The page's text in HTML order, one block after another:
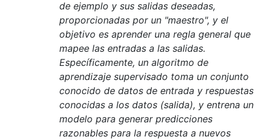
de ejemplo y sus salidas deseadas,
proporcionadas por un "maestro", y el
objetivo es aprender una regla general que
mapee las entradas a las salidas.
Específicamente, un algoritmo de
aprendizaje supervisado toma un conjunto
conocido de datos de entrada y respuestas
conocidas a los datos (salida), y entrena un
modelo para generar predicciones
razonables para la respuesta a nuevos